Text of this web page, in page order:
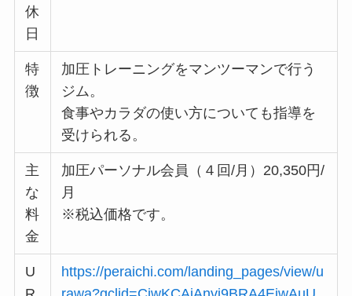
休
日
特
徴
加圧トレーニングをマンツーマンで行う
ジム。
食事やカラダの使い方についても指導を
受けられる。
主
な
料
金
加圧パーソナル会員（４回/月）20,350円/
月
※税込価格です。
U
https://peraichi.com/landing_pages/view/u